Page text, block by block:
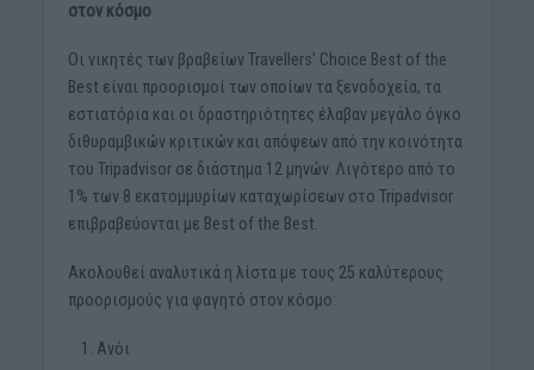
στον κόσμο
Οι νικητές των βραβείων Travellers’ Choice Best of the
Best είναι προορισμοί των οποίων τα ξενοδοχεία, τα
εστιατόρια και οι δραστηριότητες έλαβαν μεγάλο όγκο
διθυραμβικών κριτικών και απόψεων από την κοινότητα
του Tripadvisor σε διάστημα 12 μηνών. Λιγότερο από το
1% των 8 εκατομμυρίων καταχωρίσεων στο Tripadvisor
επιβραβεύονται με Best of the Best.
Ακολουθεί αναλυτικά η λίστα με τους 25 καλύτερους
προορισμούς για φαγητό στον κόσμο:
Ανόι